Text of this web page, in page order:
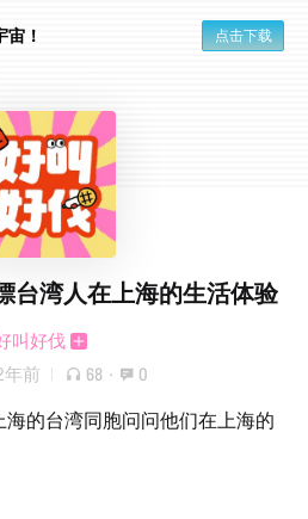
宙！ 点击下载
台湾人在上海的生活体验
叫好伐
年前 68 · 0
的台湾同胞问问他们在上海的